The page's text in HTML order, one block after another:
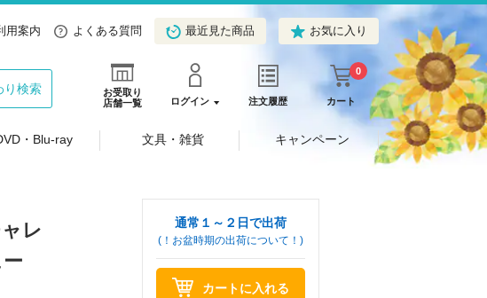
用案内 よくある質問 最近見た商品 お気に入り
お受取り
店舗一覧
ログイン 注文履歴 カート
0
り検索
・Blu-ray 文具・雑貨 キャンペーン
レ
通常１～２日で出荷
(！お盆時期の出荷について！)
カートに入れる